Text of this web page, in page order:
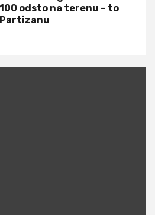
odsto na terenu – to